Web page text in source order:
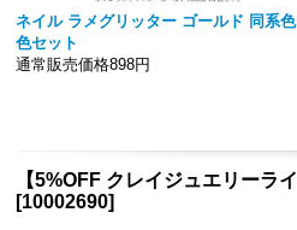
ネイル ラメグリッター ゴールド 同系
色セット
通常販売価格898円
【5%OFF クレイジュエリー
[10002690]